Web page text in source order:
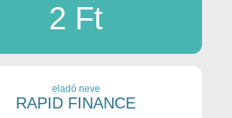
2 Ft
eladó neve
RAPID FINANCE